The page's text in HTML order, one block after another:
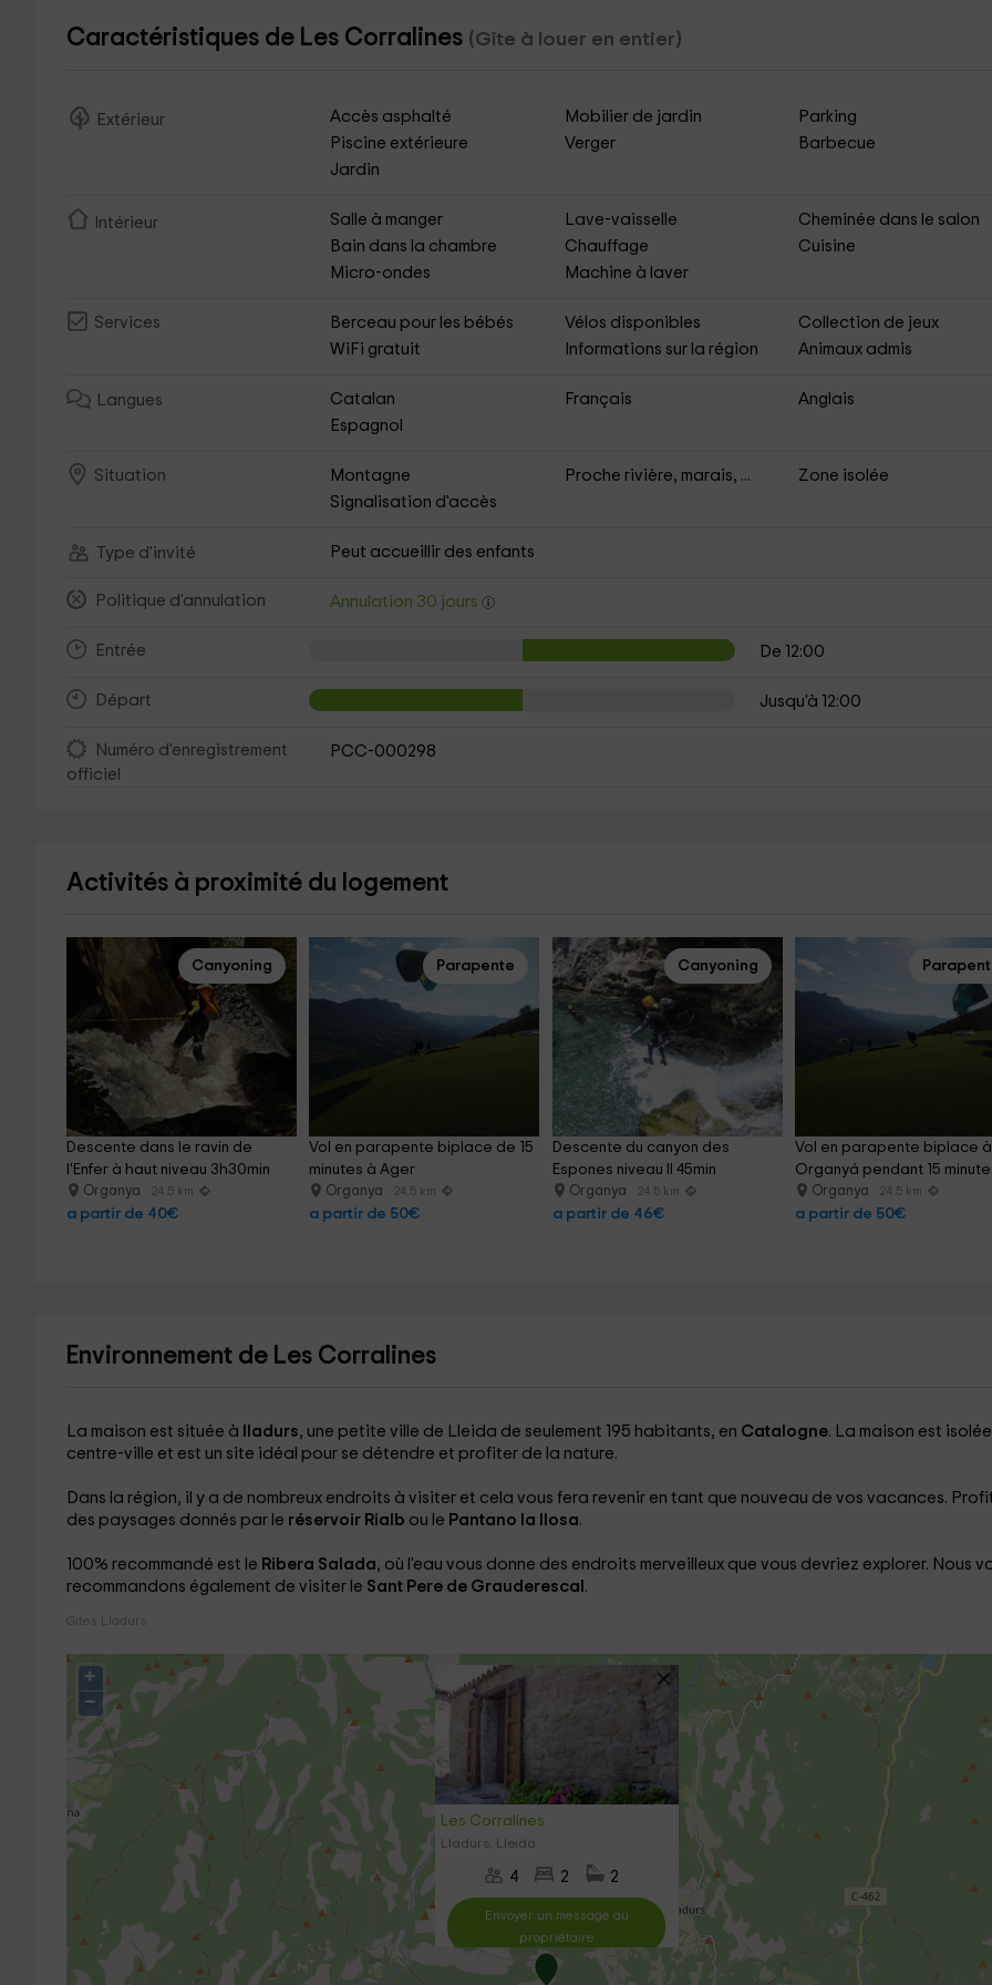
Caractéristiques de Les Corralines (Gîte à louer en entier)
Extérieur Accès asphalté Mobilier de jardin
Parking
Piscine extérieure
Verger
Barbecue
Jardin
Intérieur Salle à manger Lave-vaisselle
Cheminée dans le salon
Bain dans la chambre
Chauffage
Cuisine
Micro-ondes
Machine à laver
Services Berceau pour les bébés Vélos disponibles
Collection de jeux
WiFi gratuit
Informations sur la région Animaux admis
Langues Catalan Français
Anglais
Espagnol
Situation Montagne Proche rivière, marais, ...
Zone isolée
Signalisation d'accès
Type d'invité Peut accueillir des enfants
Politique d'annulation Annulation 30 jours
Entrée De 12:00
Départ Jusqu'à 12:00
Numéro d'enregistrement
officiel
PCC-000298
Activités à proximité du logement
Canyoning
Descente dans le ravin de
l'Enfer à haut niveau 3h30min
Organya 24.5 km
a partir de 40€
Parapente
Vol en parapente biplace de 15
minutes à Ager
Organya 24.5 km
a partir de 50€
Canyoning
Descente du canyon des
Espones niveau II 45min
Organya 24.5 km
a partir de 46€
Vol en parapente biplace à
Organyá pendant 15
Organya 24.5 km
a partir de 50€
Environnement de Les Corralines
La maison est située à lladurs, une petite ville de Lleida de seulement 195 habitants, en Catalogne. La maison est
centre-ville et est un site idéal pour se détendre et profiter de la nature.
Dans la région, il y a de nombreux endroits à visiter et cela vous fera revenir en tant que nouveau de vos vacances.
des paysages donnés par le réservoir Rialb ou le Pantano la llosa.
100% recommandé est le Ribera Salada, où l'eau vous donne des endroits merveilleux que vous devriez explorer. Nous
recommandons également de visiter le Sant Pere de Grauderescal .
Gites Lladurs
Les Corralines
Lladurs, Lleida
4 2 2
Envoyer un message au
propriétaire
+
−